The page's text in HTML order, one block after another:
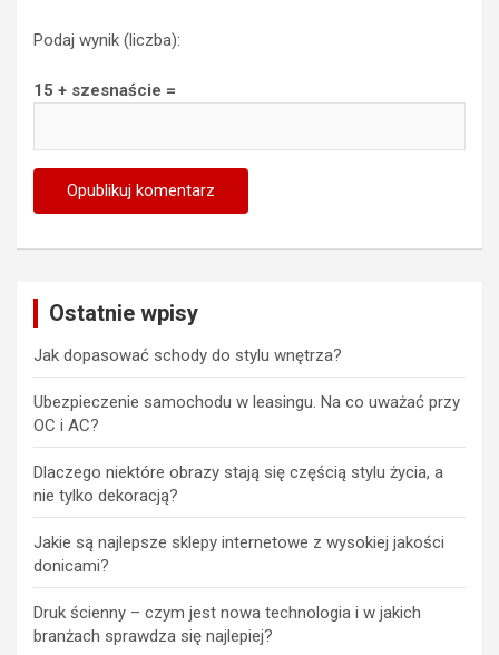
Podaj wynik (liczba):
15 + szesnaście =
Ostatnie wpisy
Jak dopasować schody do stylu wnętrza?
Ubezpieczenie samochodu w leasingu. Na co uważać przy
OC i AC?
Dlaczego niektóre obrazy stają się częścią stylu życia, a
nie tylko dekoracją?
Jakie są najlepsze sklepy internetowe z wysokiej jakości
donicami?
Druk ścienny – czym jest nowa technologia i w jakich
branżach sprawdza się najlepiej?